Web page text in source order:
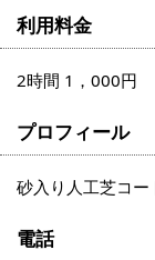
利用料金
2時間 1，000円
プロフィール
砂入り人工芝コ
電話